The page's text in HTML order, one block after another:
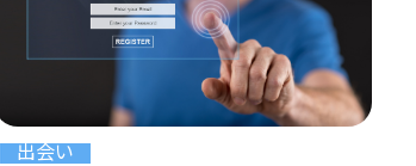
出会い